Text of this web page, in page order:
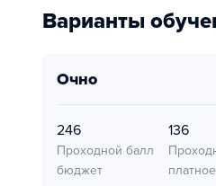
Варианты
очно
246
Проходной балл
бюджет
136
платное